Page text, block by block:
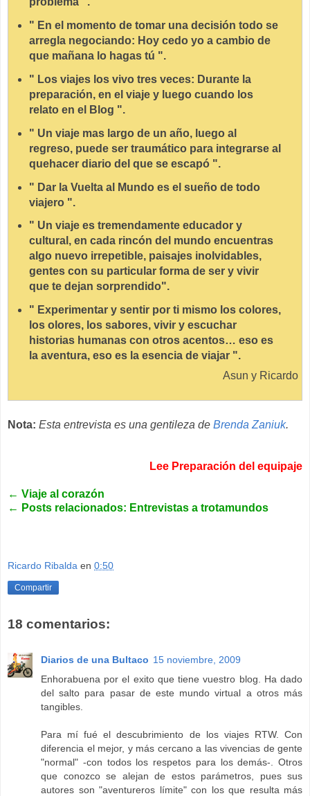
" En el momento de tomar una decisión todo se
arregla negociando: Hoy cedo yo a cambio de
que mañana lo hagas tú ".
" Los viajes los vivo tres veces: Durante la
preparación, en el viaje y luego cuando los
relato en el Blog ".
" Un viaje mas largo de un año, luego al
regreso, puede ser traumático para integrarse al
quehacer diario del que se escapó ".
" Dar la Vuelta al Mundo es el sueño de todo
viajero ".
" Un viaje es tremendamente educador y
cultural, en cada rincón del mundo encuentras
algo nuevo irrepetible, paisajes inolvidables,
gentes con su particular forma de ser y vivir
que te dejan sorprendido".
" Experimentar y sentir por ti mismo los colores,
los olores, los sabores, vivir y escuchar
historias humanas con otros acentos… eso es
la aventura, eso es la esencia de viajar ".
Asun y Ricardo
Nota: Esta entrevista es una gentileza de Brenda Zaniuk.
Lee Preparación del equipaje
← Viaje al corazón
← Posts relacionados: Entrevistas a trotamundos
Ricardo Ribalda en 0:50
Compartir
18 comentarios:
Diarios de una Bultaco 15 noviembre, 2009
Enhorabuena por el exito que tiene vuestro blog. Ha dado
del salto para pasar de este mundo virtual a otros más
tangibles.
Para mí fué el descubrimiento de los viajes RTW. Con
diferencia el mejor, y más cercano a las vivencias de gente
"normal" -con todos los respetos para los demás-. Otros
que conozco se alejan de estos parámetros, pues sus
autores son "aventureros límite" con los que resulta más